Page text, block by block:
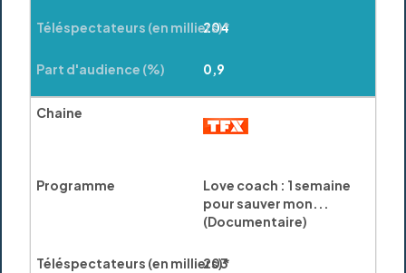
204
0,9
Love coach : 1 semaine
pour sauver mon...
(Documentaire)
203